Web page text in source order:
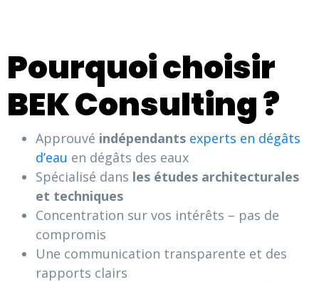
Pourquoi choisir
BEK Consulting ?
Approuvé indépendants experts en dégâts
d’eau en dégâts des eaux
Spécialisé dans les études architecturales
et techniques
Concentration sur vos intérêts – pas de
compromis
Une communication transparente et des
rapports clairs